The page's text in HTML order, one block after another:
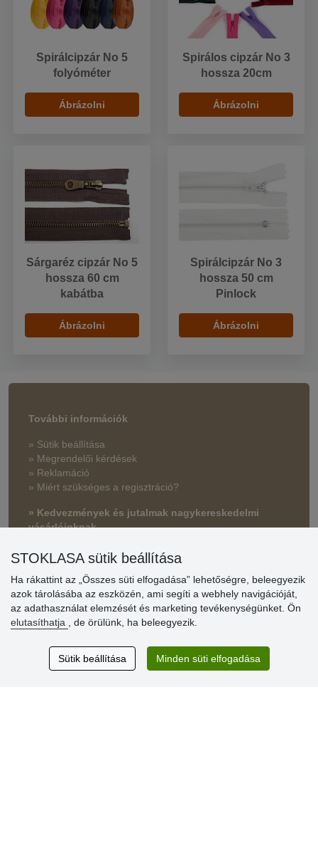
Spirálcipzár No 5
folyóméter
Ábrázolni
Spirálos cipzár No 3
hossza 20cm
Ábrázolni
Sárgaréz cipzár No 5
hossza 60 cm
kabátba
Ábrázolni
Spirálcipzár No 3
hossza 50 cm
Pinlock
Ábrázolni
További információk
» Sütik beállítása
» Megrendelői kérdések
» Reklamáció
» Miért szükséges a regisztráció?
» Kedvezmények és jutalmak nagykereskedelmi
vásárlóinknak
» Súgó
Vásárlók
értékelése
Excellent service
Thank you.
STOKLASA sütik beállítása
Ha rákattint az „Összes süti elfogadása” lehetőségre, beleegyezik
azok tárolásába az eszközén, ami segíti a webhely navigációját,
az adathasználat elemzését és marketing tevékenységünket. Ön
elutasíthatja
, de örülünk, ha beleegyezik.
Sütik beállítása Minden süti elfogadása